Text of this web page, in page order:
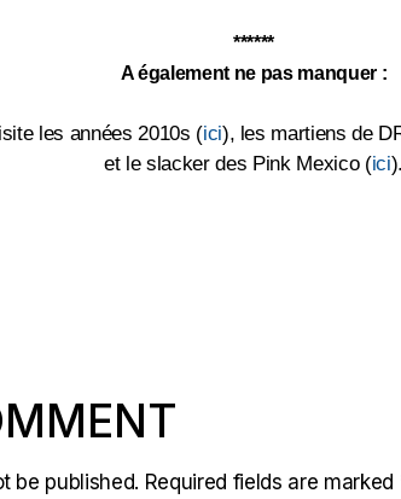
******
A également ne pas manquer :
les années 2010s (ici), les martiens de
et le slacker des Pink Mexico (ici).
be published. Required fields are marked